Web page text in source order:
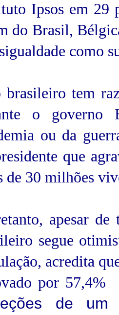
Ipsos em 29
do Brasil,
como
brasileiro tem
o governo
ou da
que
de 30 milhões
apesar
segue
acredita
por
de